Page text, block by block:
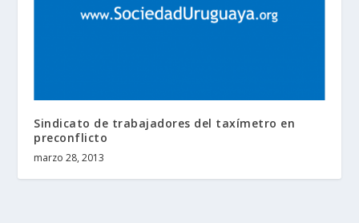
Sindicato de trabajadores del taxímetro en
preconflicto
marzo 28, 2013